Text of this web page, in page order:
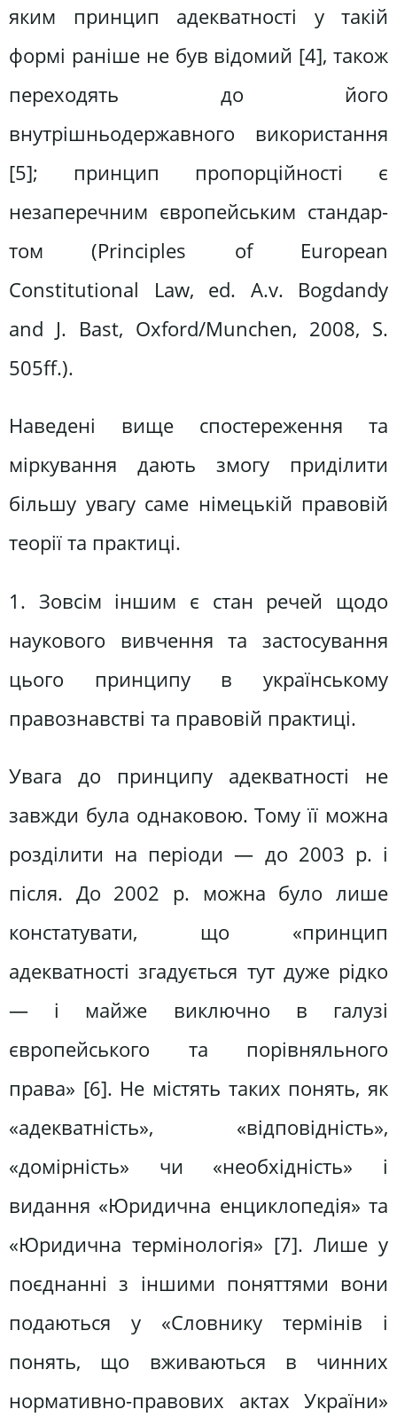
яким принцип адекватності у такій
формі раніше не був відомий [4], також
переходять до його
внутрішньодержавного використання
[5]; принцип пропорційності є
незаперечним європейським стандар-
том (Principles of European
Constitutional Law, ed. A.v. Bogdandy
and J. Bast, Oxford/Munchen, 2008, S.
505ff.).
Наведені вище спостереження та
міркування дають змогу приділити
більшу увагу саме німецькій правовій
теорії та практиці.
1. Зовсім іншим є стан речей щодо
наукового вивчення та застосування
цього принципу в українському
правознавстві та правовій практиці.
Увага до принципу адекватності не
завжди була однаковою. Тому її можна
розділити на періоди — до 2003 р. і
після. До 2002 р. можна було лише
констатувати, що «принцип
адекватності згадується тут дуже рідко
— і майже виключно в галузі
європейського та порівняльного
права» [6]. Не містять таких понять, як
«адекватність», «відповідність»,
«домірність» чи «необхідність» і
видання «Юридична енциклопедія» та
«Юридична термінологія» [7]. Лише у
поєднанні з іншими поняттями вони
подаються у «Словнику термінів і
понять, що вживаються в чинних
нормативно-правових актах України»